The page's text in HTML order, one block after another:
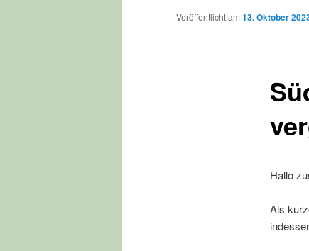
Veröffentlicht am 13. Oktober
Hallo
Als